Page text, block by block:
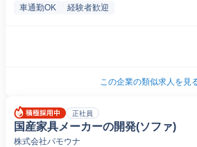
車通勤OK 経験者歓迎
この企業の類似求人を見
正社員
国産家具メーカーの開発(ソファ)
株式会社パモウナ